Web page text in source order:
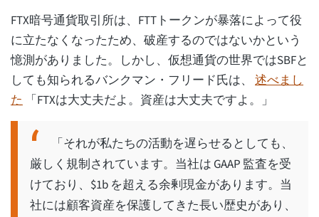
FTX暗号通貨取引所は、FTTトークンが暴落によって役
に立たなくなったため、破産するのではないかという
憶測がありました。しかし、仮想通貨の世界ではSBFと
しても知られるバンクマン・フリード氏は、 述べまし
た 「FTXは大丈夫だよ。資産は大丈夫ですよ。」
「それが私たちの活動を遅らせるとしても、
厳しく規制されています。当社は GAAP 監査を受
けており、$1b を超える余剰現金があります。当
社には顧客資産を保護してきた長い歴史があり、